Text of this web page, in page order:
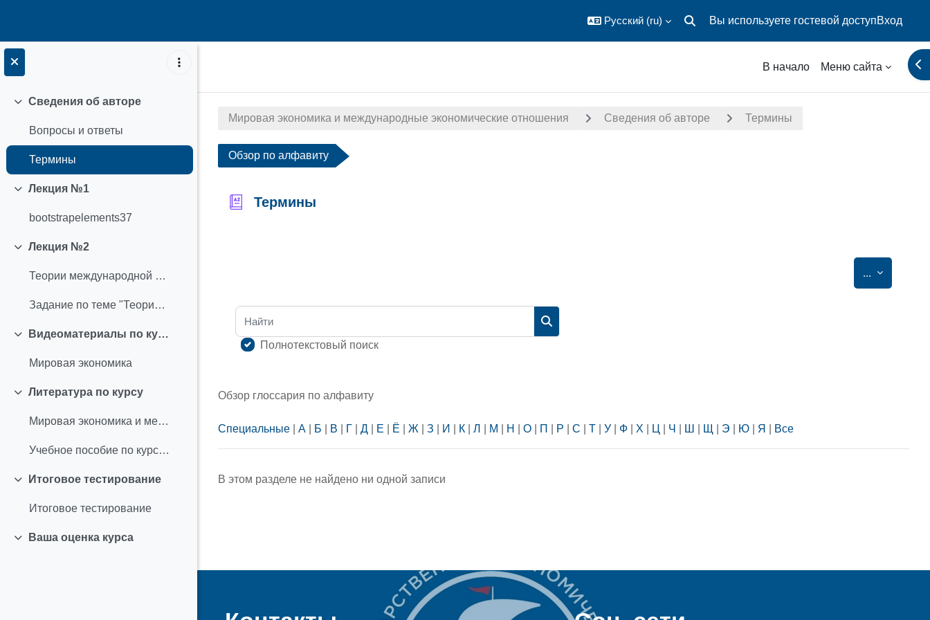
Перейти к основному содержанию
Русский ‎(ru)‎
Изменить данные поисковой строки
Вы используете гостевой доступВход
В начало Меню сайта
Свернуть
Сведения об авторе
Вопросы и ответы
Термины
Свернуть
Лекция №1
bootstrapelements37
Свернуть
Лекция №2
Теории международной торговли
Задание по теме "Теории международной торговли"
Свернуть
Видеоматериалы по курсу
Мировая экономика
Свернуть
Литература по курсу
Мировая экономика и международные экономические отношения
Учебное пособие по курсу "Мировая экономика"
Свернуть
Итоговое тестирование
Итоговое тестирование
Свернуть
Ваша оценка курса
Мировая экономика и международные экономические отношения Сведения об авторе Термины
Обзор по алфавиту
Термины
... Экспорт
Найти
Полнотекстовый поиск
Обзор глоссария по алфавиту
Специальные А Б В Г Д Е Ё Ж З И К Л М Н О П Р С Т У Ф Х Ц Ч Ш Щ Э Ю Я Все
В этом разделе не найдено ни одной записи